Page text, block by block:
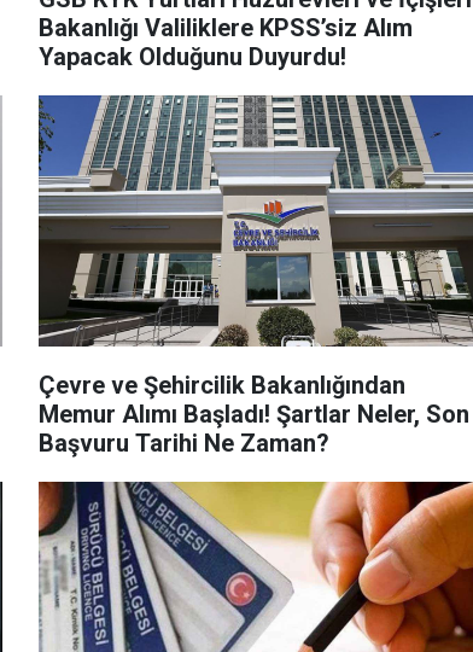
Bakanlığı Valiliklere KPSS’siz Alım
Yapacak Olduğunu Duyurdu!
Çevre ve Şehircilik Bakanlığından
Memur Alımı Başladı! Şartlar Neler, Son
Başvuru Tarihi Ne Zaman?